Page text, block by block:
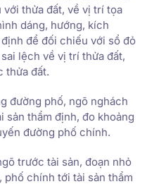
thửa đất, về vị trí tọa
dáng, hướng, kích
để đối chiếu với sổ đỏ
lệch về vị trí thửa đất,
thửa đất.
đường phố, ngõ nghách
sản thẩm định, đo khoảng
đường phố chính.
trước tài sản, đoạn nhỏ
chính tới tài sản thẩm